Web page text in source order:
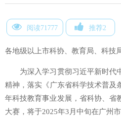
阅读71777 推荐2
各地级以上市科协、教育局、科技
为深入学习贯彻习近平新时代
精神，落实《广东省科学技术普及
年科技教育事业发展，省科协、省
大赛，将于2025年3月中旬在广州